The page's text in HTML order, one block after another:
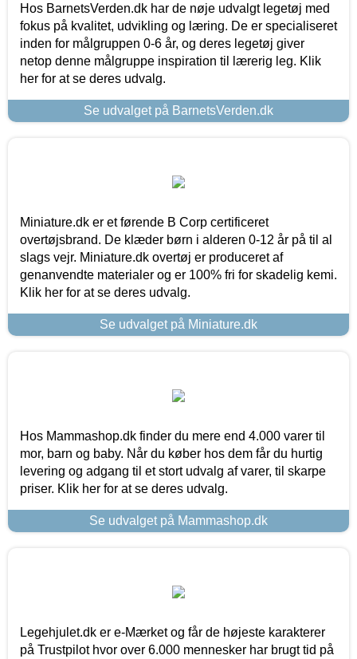
Hos BarnetsVerden.dk har de nøje udvalgt legetøj med
fokus på kvalitet, udvikling og læring. De er specialiseret
inden for målgruppen 0-6 år, og deres legetøj giver
netop denne målgruppe inspiration til lærerig leg. Klik
her for at se deres udvalg.
Se udvalget på BarnetsVerden.dk
Miniature.dk er et førende B Corp certificeret
overtøjsbrand. De klæder børn i alderen 0-12 år på til al
slags vejr. Miniature.dk overtøj er produceret af
genanvendte materialer og er 100% fri for skadelig kemi.
Klik her for at se deres udvalg.
Se udvalget på Miniature.dk
Hos Mammashop.dk finder du mere end 4.000 varer til
mor, barn og baby. Når du køber hos dem får du hurtig
levering og adgang til et stort udvalg af varer, til skarpe
priser. Klik her for at se deres udvalg.
Se udvalget på Mammashop.dk
Legehjulet.dk er e-Mærket og får de højeste karakterer
på Trustpilot hvor over 6.000 mennesker har brugt tid på